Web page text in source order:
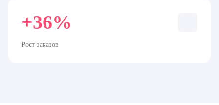
+36%
Рост заказов